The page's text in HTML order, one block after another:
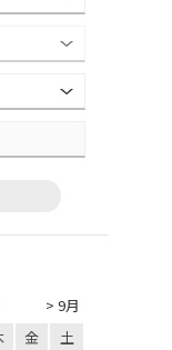
> 9月
金
土